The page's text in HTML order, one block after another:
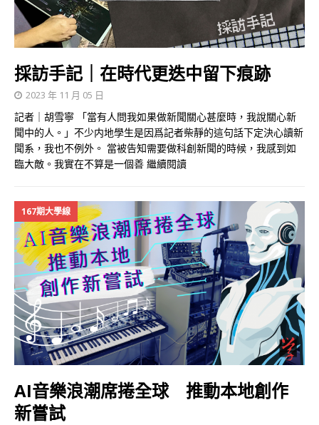
採訪手記｜在時代更迭中留下痕跡
2023 年 11 月 05 日
記者｜胡雪寧 「當有人問我如果做新聞關心甚麼時，我說關心新
聞中的人。」不少内地學生是因爲記者柴靜的這句話下定決心讀新
聞系，我也不例外。 當被告知需要做科創新聞的時候，我感到如
臨大敵。我實在不算是一個善 繼續閱讀
167期大學線
AI音樂浪潮席捲全球 推動本地創作
新嘗試